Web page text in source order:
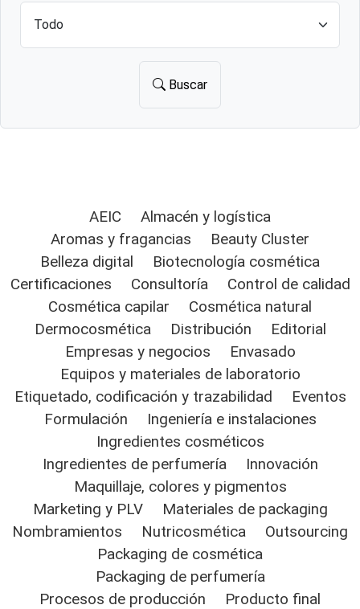
Buscar
AEIC
Almacén y logística
Aromas y fragancias
Beauty Cluster
Belleza digital
Biotecnología cosmética
Certificaciones
Consultoría
Control de calidad
Cosmética capilar
Cosmética natural
Dermocosmética
Distribución
Editorial
Empresas y negocios
Envasado
Equipos y materiales de laboratorio
Etiquetado, codificación y trazabilidad
Eventos
Formulación
Ingeniería e instalaciones
Ingredientes cosméticos
Ingredientes de perfumería
Innovación
Maquillaje, colores y pigmentos
Marketing y PLV
Materiales de packaging
Nombramientos
Nutricosmética
Outsourcing
Packaging de cosmética
Packaging de perfumería
Procesos de producción
Producto final